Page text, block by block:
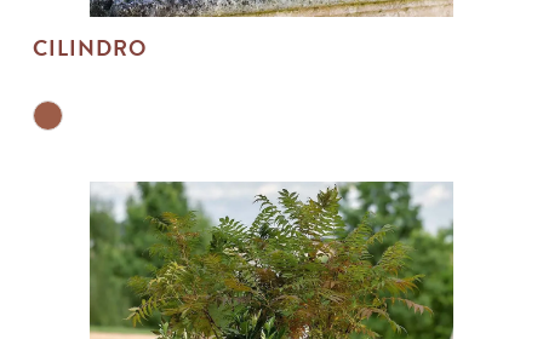
CILINDRO